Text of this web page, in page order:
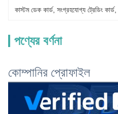
কাস্টম ডেক কার্ড, সংগ্রহযোগ্য ট্রেডিং কার্ড,
পণ্যের বর্ণনা
কোম্পানির প্রোফাইল